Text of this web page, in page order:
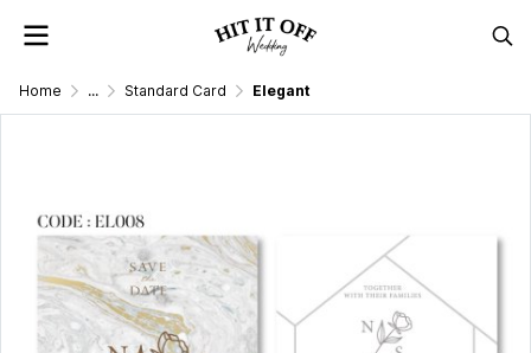
Home ... Standard Card Elegant